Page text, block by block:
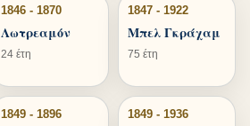
1846 - 1870
Λωτρεαμόν
24 έτη
1847 - 1922
Μπελ Γκράχαμ
75 έτη
1849 - 1896 1849 - 1936